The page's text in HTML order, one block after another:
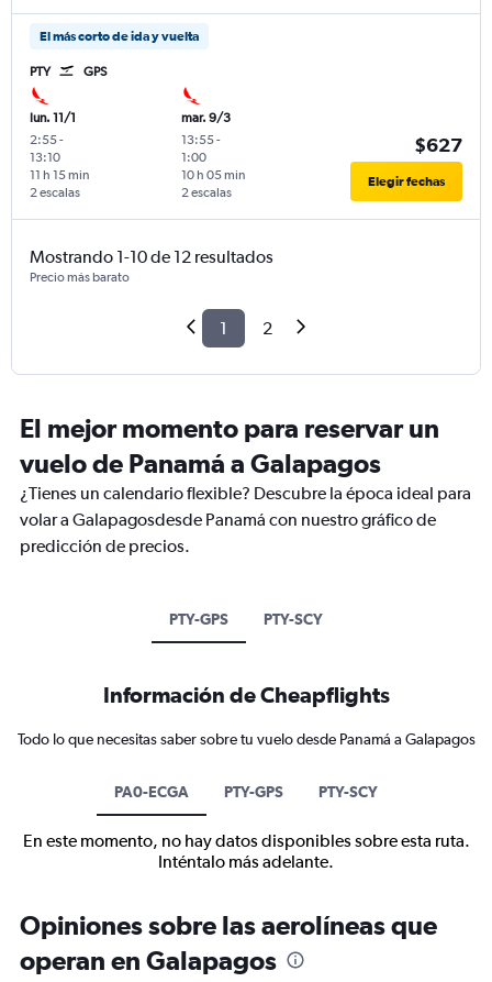
El más corto de ida y vuelta
PTY GPS
lun. 11/1
2:55-
13:10
2 escalas
11 h 15 min
mar. 9/3
13:55-
1:00
2 escalas
10 h 05 min
$627
Elegir fechas
Mostrando 1-10 de 12 resultados
Precio más barato
1 2
El mejor momento para reservar un
vuelo de Panamá a Galapagos
¿Tienes un calendario flexible? Descubre la época ideal para
volar a Galapagosdesde Panamá con nuestro gráfico de
predicción de precios.
PTY-GPS PTY-SCY
Información de Cheapflights
Todo lo que necesitas saber sobre tu vuelo desde Panamá a Galapagos
PA0-ECGA PTY-GPS PTY-SCY
En este momento, no hay datos disponibles sobre esta ruta.
Inténtalo más adelante.
Opiniones sobre las aerolíneas que
operan en Galapagos